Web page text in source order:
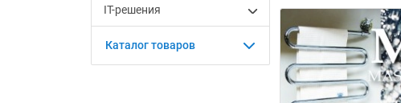
IT-решения
Каталог товаров
Профессиональный
раковины с
канализации от 750
точно в
Гарантия 24 месяца.
сегодня!